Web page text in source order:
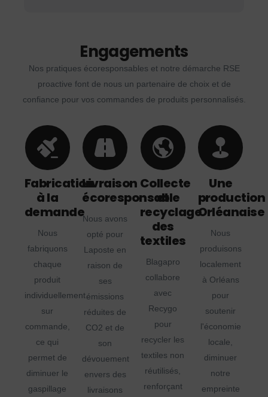
Engagements
Nos pratiques écoresponsables et notre démarche RSE
proactive font de nous un partenaire de choix et de
confiance pour vos commandes de produits personnalisés.
Fabrication
à la
demande
Nous
fabriquons
chaque
produit
individuellement
sur
commande,
ce qui
permet de
diminuer le
gaspillage
Livraison
écoresponsable
Nous avons
opté pour
Laposte en
raison de
ses
émissions
réduites de
CO2 et de
son
dévouement
envers des
livraisons
Collecte
et
recyclage
des
textiles
Blagapro
collabore
avec
Recygo
pour
recycler les
textiles non
réutilisés,
renforçant
Une
production
Orléanaise
Nous
produisons
localement
à Orléans
pour
soutenir
l'économie
locale,
diminuer
notre
empreinte